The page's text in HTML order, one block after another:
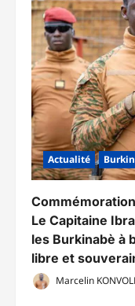
Actualité
Le Capitaine
les Burkinabè à
libre et
Marcelin